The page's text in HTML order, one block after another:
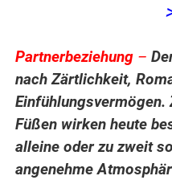
Partnerbeziehung –
nach Zärtlichkeit,
Einfühlungsvermögen.
Füßen wirken heute
alleine oder zu zweit
angenehme